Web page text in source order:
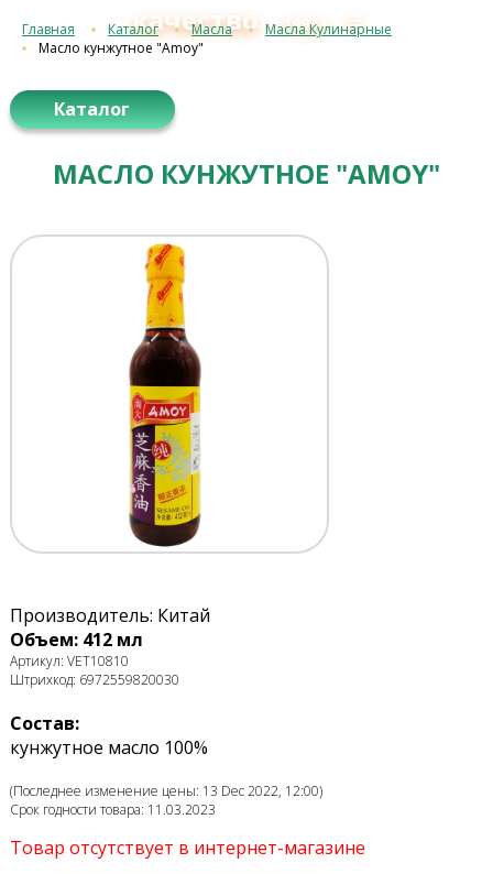
качествос 1993 г.≡
Главная Каталог Масла
Масла Кулинарные
Масло кунжутное "Amoy"
Каталог
МАСЛО КУНЖУТНОЕ "AMOY"
Производитель: Китай
Объем: 412 мл
Артикул: VET10810
Штрихкод: 6972559820030
Состав:
кунжутное масло 100%
(Последнее изменение цены: 13 Dec 2022, 12:00)
Срок годности товара: 11.03.2023
Товар отсутствует в интернет-магазине